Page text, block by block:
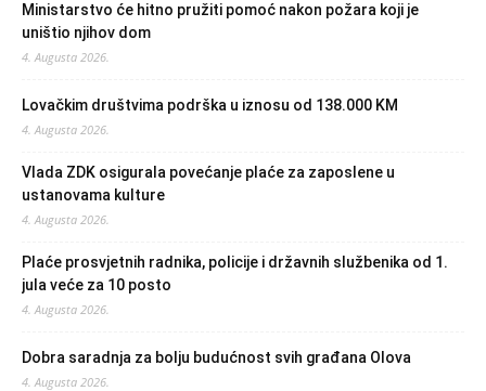
Ministarstvo će hitno pružiti pomoć nakon požara koji je
uništio njihov dom
4. Augusta 2026.
Lovačkim društvima podrška u iznosu od 138.000 KM
4. Augusta 2026.
Vlada ZDK osigurala povećanje plaće za zaposlene u
ustanovama kulture
4. Augusta 2026.
Plaće prosvjetnih radnika, policije i državnih službenika od 1.
jula veće za 10 posto
4. Augusta 2026.
Dobra saradnja za bolju budućnost svih građana Olova
4. Augusta 2026.